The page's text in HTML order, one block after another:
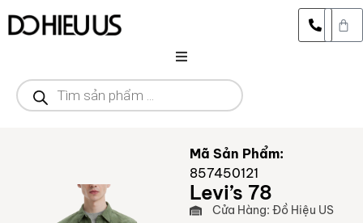
DANH MỤC
THƯƠNG HIỆU
Mã Sản Phẩm:
857450121
Levi’s 78
Cửa Hàng: Đồ Hiệu US